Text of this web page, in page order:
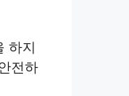
하지
전하